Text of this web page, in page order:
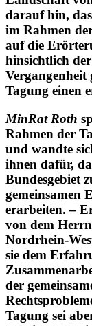
Landschaft
darauf hin,
im Rahmen
auf die
hinsichtlich
Vergangenheit
MinRat Roth
Rahmen der
und wandte
ihnen dafür,
Bundesgebiet
gemeinsamen
erarbeiten. –
von dem
Nordrhein-
sie dem
der